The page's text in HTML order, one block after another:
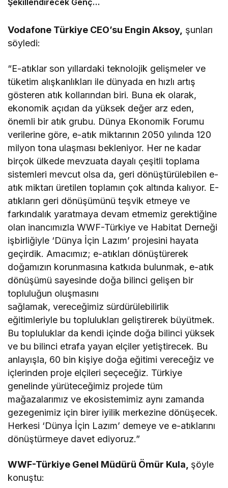
Şekillendirecek Genç
Vodafone Türkiye CEO’su Engin Aksoy, şunları
söyledi:
“E-atıklar son yıllardaki teknolojik gelişmeler ve
tüketim alışkanlıkları ile dünyada en hızlı artış
gösteren atık kollarından biri. Buna ek olarak,
ekonomik açıdan da yüksek değer arz eden,
önemli bir atık grubu. Dünya Ekonomik Forumu
verilerine göre, e-atık miktarının 2050 yılında 120
milyon tona ulaşması bekleniyor. Her ne kadar
birçok ülkede mevzuata dayalı çeşitli toplama
sistemleri mevcut olsa da, geri dönüştürülebilen e-
atık miktarı üretilen toplamın çok altında kalıyor. E-
atıkların geri dönüşümünü teşvik etmeye ve
farkındalık yaratmaya devam etmemiz gerektiğine
olan inancımızla WWF-Türkiye ve Habitat Derneği
işbirliğiyle ‘Dünya İçin Lazım’ projesini hayata
geçirdik. Amacımız; e-atıkları dönüştürerek
doğamızın korunmasına katkıda bulunmak, e-atık
dönüşümü sayesinde doğa bilinci gelişen bir
topluluğun oluşmasını
sağlamak, vereceğimiz sürdürülebilirlik
eğitimleriyle bu toplulukları geliştirerek büyütmek.
Bu topluluklar da kendi içinde doğa bilinci yüksek
ve bu bilinci etrafa yayan elçiler yetiştirecek. Bu
anlayışla, 60 bin kişiye doğa eğitimi vereceğiz ve
içlerinden proje elçileri seçeceğiz. Türkiye
genelinde yürüteceğimiz projede tüm
mağazalarımız ve ekosistemimiz aynı zamanda
gezegenimiz için birer iyilik merkezine dönüşecek.
Herkesi ‘Dünya İçin Lazım’ demeye ve e-atıklarını
dönüştürmeye davet ediyoruz.”
WWF-Türkiye Genel Müdürü Ömür Kula, şöyle
konuştu: